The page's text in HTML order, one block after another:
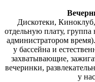
Дискотеки,
отдельную плату, группа
администратором
у бассейна и
захватывающие,
вечеринки,
у